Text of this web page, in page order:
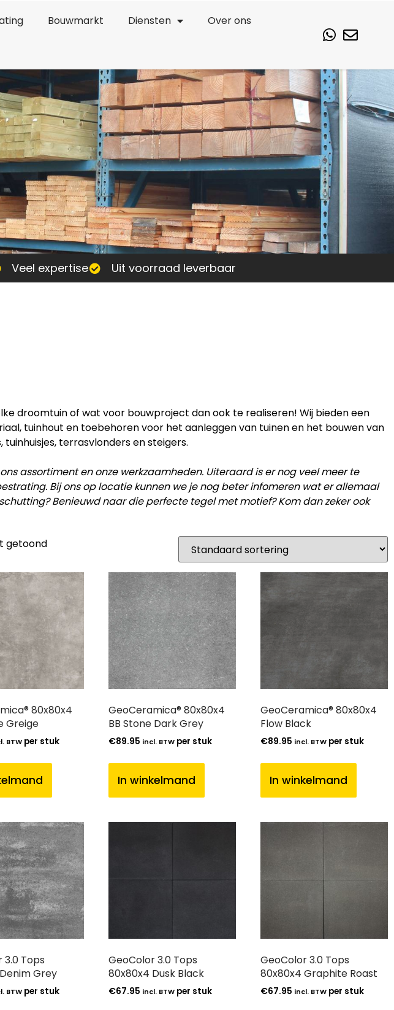
Bouwmarkt Diensten
Over ons
Veel expertise Uit voorraad leverbaar
droomtuin of wat voor bouwproject dan ook te realiseren! Wij bieden een
tuinhout en toebehoren voor het aanleggen van tuinen en het bouwen van
terrasvlonders en steigers.
assortiment en onze werkzaamheden. Uiteraard is er nog veel meer te
Bij ons op locatie kunnen we je nog beter infomeren wat er allemaal
Benieuwd naar die perfecte tegel met motief? Kom dan zeker ook
getoond
80x80x4
Greige
BTW per stuk
GeoCeramica® 80x80x4
BB Stone Dark Grey
€89.95 incl. BTW per stuk
In winkelmand
GeoCeramica® 80x80x4
Flow Black
€89.95 incl. BTW per stuk
In winkelmand
3.0 Tops
Grey
BTW per stuk
GeoColor 3.0 Tops
80x80x4 Dusk Black
€67.95 incl. BTW per stuk
GeoColor 3.0 Tops
80x80x4 Graphite Roast
€67.95 incl. BTW per stuk